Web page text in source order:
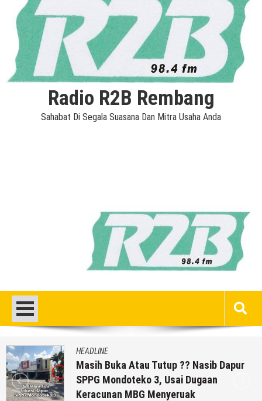
Radio R2B Rembang
Sahabat Di Segala Suasana Dan Mitra Usaha Anda
Atau Tutup ?? Nasib Dapur
3, Usai Dugaan
Menyeruak
Temuan
Aparat